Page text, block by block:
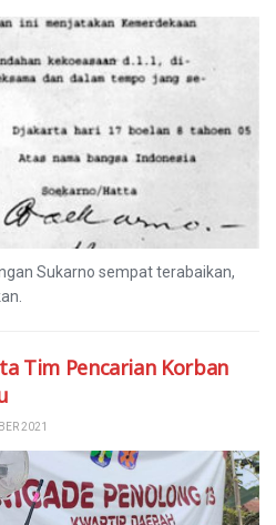
Sukarno sempat terabaikan,
Tim Pencarian Korban
2021